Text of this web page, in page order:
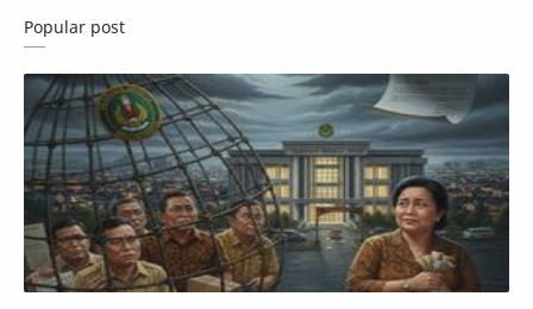
Popular post